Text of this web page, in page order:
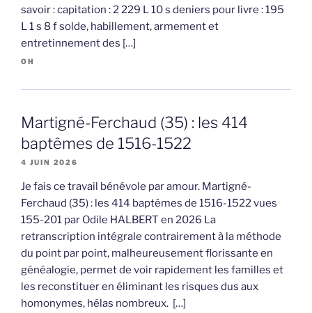
savoir : capitation : 2 229 L 10 s deniers pour livre : 195
L 1 s 8 f solde, habillement, armement et
entretinnement des […]
OH
Martigné-Ferchaud (35) : les 414
baptêmes de 1516-1522
4 JUIN 2026
Je fais ce travail bénévole par amour. Martigné-
Ferchaud (35) : les 414 baptêmes de 1516-1522 vues
155-201 par Odile HALBERT en 2026 La
retranscription intégrale contrairement à la méthode
du point par point, malheureusement florissante en
généalogie, permet de voir rapidement les familles et
les reconstituer en éliminant les risques dus aux
homonymes, hélas nombreux. […]